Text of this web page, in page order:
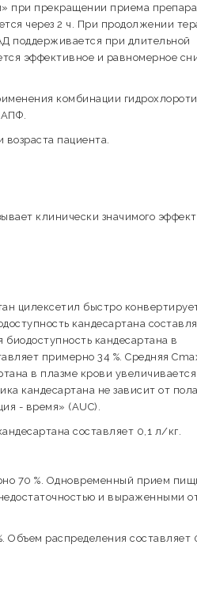
при прекращении приема
через 2 ч. При продолжении
поддерживается при длительной
эффективное и равномерное
комбинации
АПФ.
пациента.
клинически значимого
цилексетил быстро
кандесартана
кандесартана в
примерно 34 %. Средняя
в плазме крови увеличивается
кандесартана не зависит от
- время» (AUC).
составляет 0,1 л/кг.
70 %. Одновременный прием
и выраженными
Объем распределения